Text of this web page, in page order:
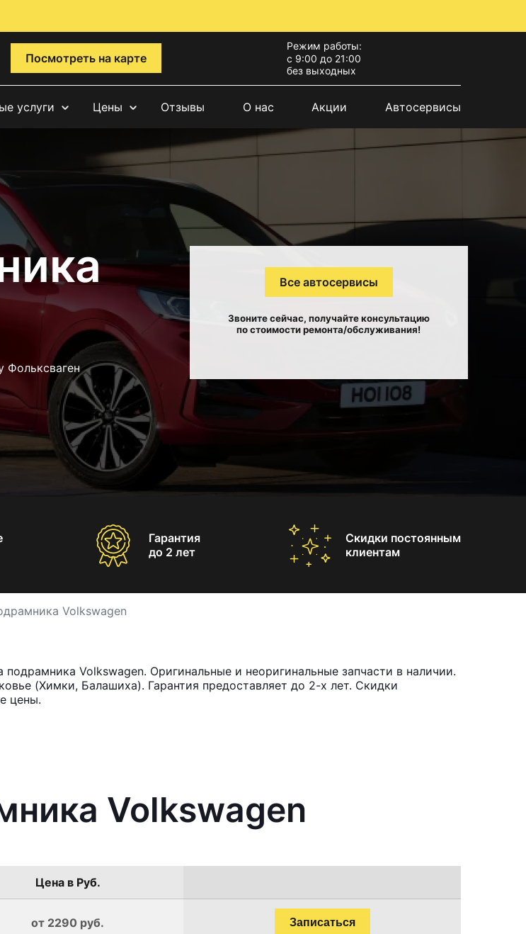
Посмотреть на карте
Режим работы:
с 9:00 до 21:00
без выходных
услуги Цены Отзывы О нас Акции Автосервисы
Фольксваген
Все автосервисы
Звоните сейчас, получайте консультацию
по стоимости ремонта/обслуживания!
Гарантия
до 2 лет
Скидки постоянным
клиентам
Volkswagen
Volkswagen. Оригинальные и неоригинальные запчасти в наличии.
(Химки, Балашиха). Гарантия предоставляет до 2-х лет. Скидки
цены.
Volkswagen
Цена в Руб.
от 2290 руб. Записаться